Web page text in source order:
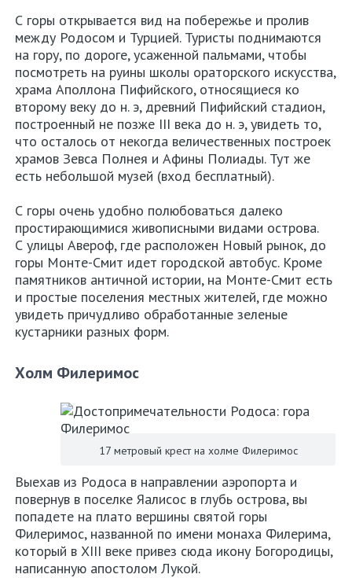
С горы открывается вид на побережье и пролив
между Родосом и Турцией. Туристы поднимаются
на гору, по дороге, усаженной пальмами, чтобы
посмотреть на руины школы ораторского искусства,
храма Аполлона Пифийского, относящиеся ко
второму веку до н. э, древний Пифийский стадион,
построенный не позже III века до н. э, увидеть то,
что осталось от некогда величественных построек
храмов Зевса Полнея и Афины Полиады. Тут же
есть небольшой музей (вход бесплатный).
С горы очень удобно полюбоваться далеко
простирающимися живописными видами острова.
С улицы Авероф, где расположен Новый рынок, до
горы Монте-Смит идет городской автобус. Кроме
памятников античной истории, на Монте-Смит есть
и простые поселения местных жителей, где можно
увидеть причудливо обработанные зеленые
кустарники разных форм.
Холм Филеримос
17 метровый крест на холме Филеримос
Выехав из Родоса в направлении аэропорта и
повернув в поселке Яалисос в глубь острова, вы
попадете на плато вершины святой горы
Филеримос, названной по имени монаха Филерима,
который в ХIII веке привез сюда икону Богородицы,
написанную апостолом Лукой.